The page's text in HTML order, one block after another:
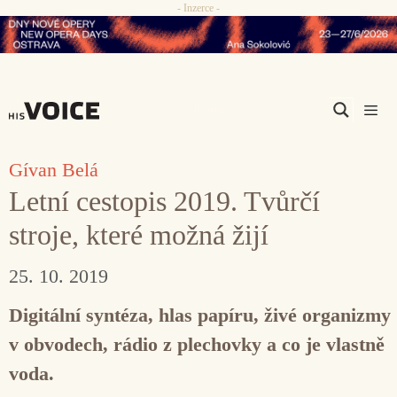
Přeskočit
na
- Inzerce -
Gívan Belá
Letní cestopis 2019. Tvůrčí
stroje, které možná žijí
25. 10. 2019
Digitální syntéza, hlas papíru, živé organizmy
v obvodech, rádio z plechovky a co je vlastně
voda.